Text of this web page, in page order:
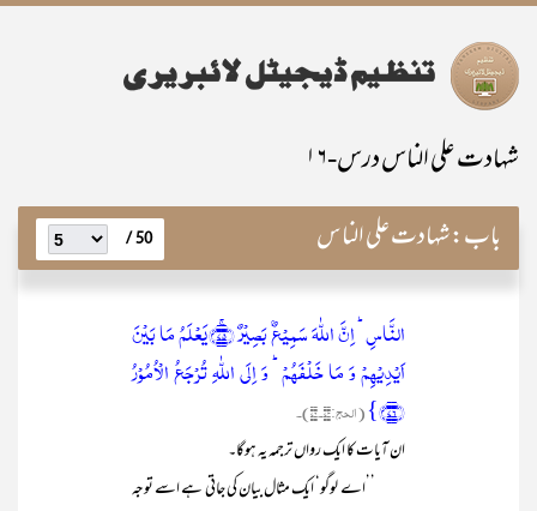
شہادت علی الناس درس-۱۶
باب:شہادت علی الناس 50 /
النَّاسِ ؕ اِنَّ اللّٰہَ سَمِیۡعٌۢ بَصِیۡرٌ ﴿ۚ۷۵﴾یَعۡلَمُ مَا بَیۡنَ
اَیۡدِیۡہِمۡ وَ مَا خَلۡفَہُمۡ ؕ وَ اِلَی اللّٰہِ تُرۡجَعُ الۡاُمُوۡرُ
﴿۷۶﴾}
(الحج:۷۳۔۷۶)۔
ان آیات کا ایک رواں ترجمہ یہ ہوگا۔
’’اے لوگو‘ ایک مثال بیان کی جاتی ہے اسے توجہ